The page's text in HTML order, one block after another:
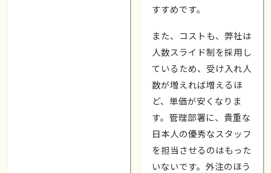
すすめです。
また、コストも、弊社は
人数スライド制を採用し
ているため、受け入れ人
数が増えれば増えるほ
ど、単価が安くなりま
す。管理部署に、貴重な
日本人の優秀なスタッフ
を担当させるのはもった
いないです。外注のほう